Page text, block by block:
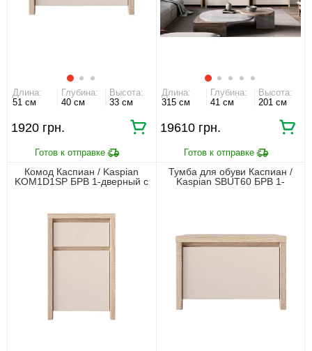
Длина:
51 см
Глубина:
40 см
Высота:
33 см
1920 грн.
Длина:
315 см
Глубина:
41 см
Высота:
201 см
19610 грн.
Комод Каспиан / Kaspian
KOM1D1SP БРВ 1-дверный с
Тумба для обуви Каспиан /
Kaspian SBUT60 БРВ 1-